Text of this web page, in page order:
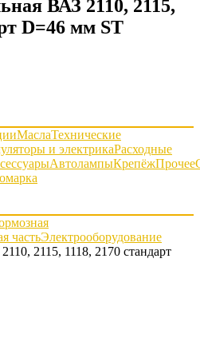
ВАЗ 2110, 2115,
D=46 мм ST
МаслаТехнические
и электрикаРасходные
АвтолампыКрепёжПрочее
частьЭлектрооборудование
2115, 1118, 2170 стандарт